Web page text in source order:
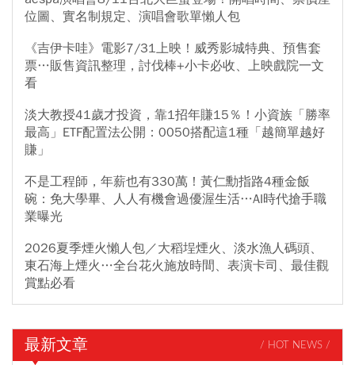
位圖、實名制規定、演唱會歌單懶人包
《吉伊卡哇》電影7/31上映！威秀影城特典、預售套
票…販售資訊整理，討伐棒+小卡必收、上映戲院一文
看
淡大教授41歲才投資，靠1招年賺15％！小資族「勝率
最高」ETF配置法公開：0050搭配這1種「越簡單越好
賺」
不是工程師，年薪也有330萬！黃仁勳指路4種金飯
碗：免大學畢、人人有機會過優渥生活…AI時代搶手職
業曝光
2026夏季煙火懶人包／大稻埕煙火、淡水漁人碼頭、
東石海上煙火…全台花火施放時間、表演卡司、最佳觀
賞點必看
最新文章 / HOT NEWS /